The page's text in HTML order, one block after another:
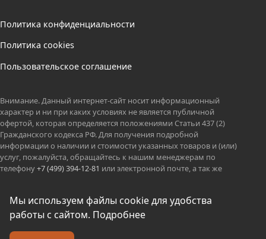
Политика конфиденциальности
Политика cookies
Пользовательское соглашение
Внимание. Данный интернет-сайт носит информационный
характер и ни при каких условиях не является публичной
офертой, которая определяется положениями Статьи 437 (2)
Гражданского кодекса РФ. Для получения подробной
информации о наличии и стоимости указанных товаров и (или)
услуг, пожалуйста, обращайтесь к нашим менеджерам по
телефону+7 (499) 394-12-81 или электронной почте, а так же
ООО КОЛИБРИ оставляет за собой право без предварительных
уведомлений менять технические параметры и потребительские
характеристики представленных товаров.
Мы используем файлы cookie для удобства
работы с сайтом. Подробнее